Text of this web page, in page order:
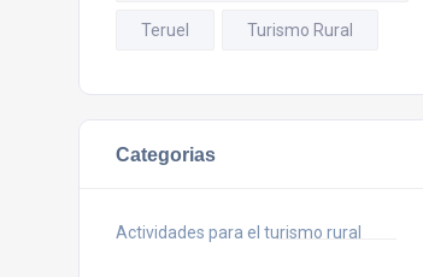
Teruel Turismo Rural
Categorias
Actividades para el turismo rural